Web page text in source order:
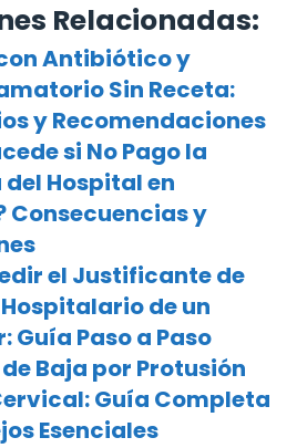
Relacionadas:
Antibiótico y
Sin Receta:
y Recomendaciones
si No Pago la
Hospital en
Consecuencias y
el Justificante de
de un
Guía Paso a Paso
Baja por Protusión
Guía Completa
Esenciales